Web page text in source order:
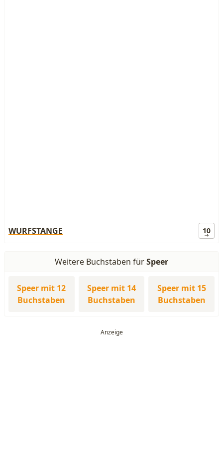
WURFSTANGE 10
Weitere Buchstaben fürSpeer
Speer mit 12
Buchstaben
Speer mit 14
Buchstaben
Speer mit 15
Buchstaben